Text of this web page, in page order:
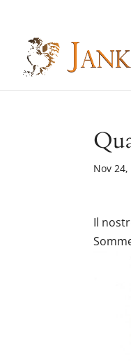
content
Nov 24,
Il